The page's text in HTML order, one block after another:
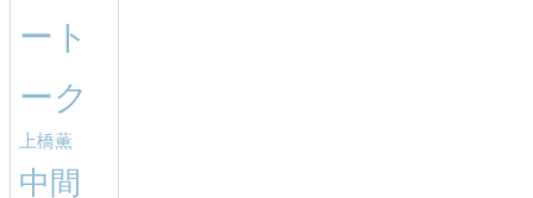
ート
ーク
上橋薫
中間